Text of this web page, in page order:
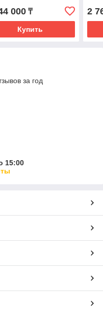
000₸
Купить
2
за год
15:00